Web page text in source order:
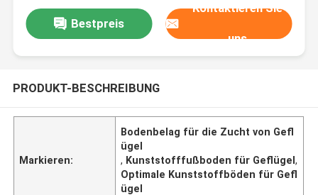
Bestpreis
Kontaktieren Sie
uns
PRODUKT-BESCHREIBUNG
Markieren:
Bodenbelag für die Zucht von Gefl
ügel
, Kunststofffußboden für Geflügel,
Optimale Kunststoffböden für Gefl
ügel